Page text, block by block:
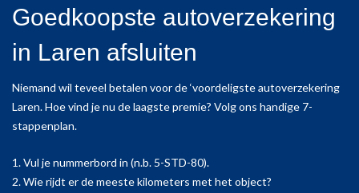
Goedkoopste autoverzekering
in Laren afsluiten
Niemand wil teveel betalen voor de ‘voordeligste autoverzekering
Laren. Hoe vind je nu de laagste premie? Volg ons handige 7-
stappenplan.
1. Vul je nummerbord in (n.b. 5-STD-80).
2. Wie rijdt er de meeste kilometers met het object?